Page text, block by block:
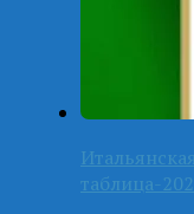
таблица-